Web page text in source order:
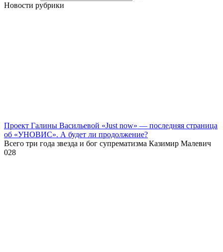
Новости рубрики
Проект Галины Васильевой «Just now» — последняя страница
об «УНОВИС». А будет ли продолжение?
Всего три года звезда и бог супрематизма Казимир Малевич
028